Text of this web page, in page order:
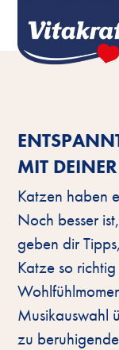
MIT
Katzen haben
Noch besser
geben dir
Katze so
Musikauswahl
zu